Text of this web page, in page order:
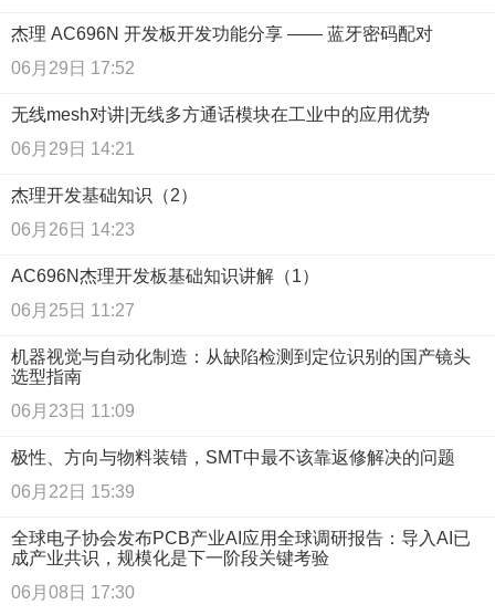
杰理 AC696N 开发板开发功能分享 —— 蓝牙密码配对
06月29日 17:52
无线mesh对讲|无线多方通话模块在工业中的应用优势
06月29日 14:21
杰理开发基础知识（2）
06月26日 14:23
AC696N杰理开发板基础知识讲解（1）
06月25日 11:27
机器视觉与自动化制造：从缺陷检测到定位识别的国产镜头
选型指南
06月23日 11:09
极性、方向与物料装错，SMT中最不该靠返修解决的问题
06月22日 15:39
全球电子协会发布PCB产业AI应用全球调研报告：导入AI已
成产业共识，规模化是下一阶段关键考验
06月08日 17:30